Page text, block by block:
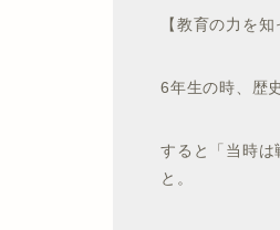
【教育の力を知
6年生の時、歴
すると「当時
と。